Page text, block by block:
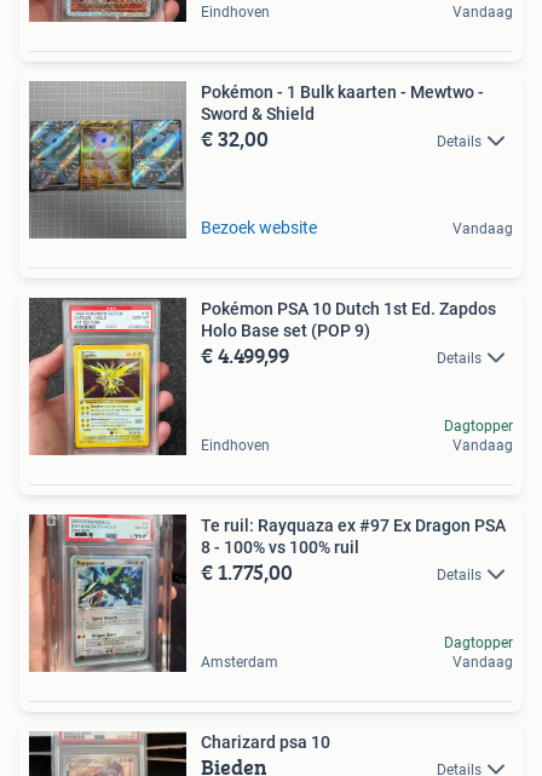
Eindhoven
Vandaag
Pokémon - 1 Bulk kaarten - Mewtwo -
Sword & Shield
€ 32,00 Details
Bezoek website Vandaag
Pokémon PSA 10 Dutch 1st Ed. Zapdos
Holo Base set (POP 9)
€ 4.499,99 Details
Eindhoven
Dagtopper
Vandaag
Te ruil: Rayquaza ex #97 Ex Dragon PSA
8 - 100% vs 100% ruil
€ 1.775,00 Details
Amsterdam
Dagtopper
Vandaag
Charizard psa 10
Bieden Details